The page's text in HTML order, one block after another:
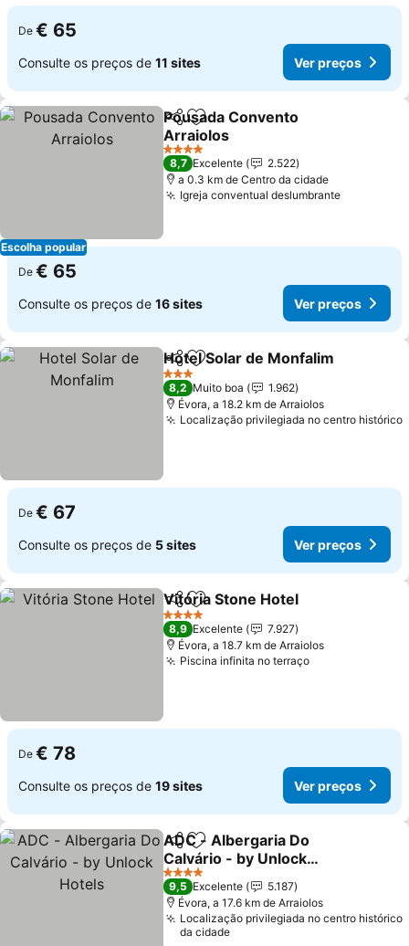
De € 65
Consulte os preços de 11 sites Ver preços
Escolha popular
PartilharAdicionar aos favoritos
Pousada Convento
Arraiolos
4 Estrelas
8,7 Excelente
2.522
a 0.3 km de Centro da cidade
Igreja conventual deslumbrante
De € 65
Consulte os preços de 16 sites Ver preços
PartilharAdicionar aos favoritos
Hotel Solar de Monfalim
3 Estrelas
8,2 Muito boa
1.962
Évora, a 18.2 km de Arraiolos
Localização privilegiada no centro histórico
De € 67
Consulte os preços de 5 sites Ver preços
PartilharAdicionar aos favoritos
Vitória Stone Hotel
4 Estrelas
8,9 Excelente
7.927
Évora, a 18.7 km de Arraiolos
Piscina infinita no terraço
De € 78
Consulte os preços de 19 sites Ver preços
PartilharAdicionar aos favoritos
ADC - Albergaria Do
Calvário - by Unlock
Hotels
4 Estrelas
9,5 Excelente
5.187
Évora, a 17.6 km de Arraiolos
Localização privilegiada no centro histórico
da cidade